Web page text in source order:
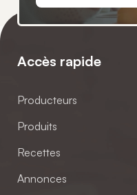
Accès rapide
Producteurs
Produits
Recettes
Annonces